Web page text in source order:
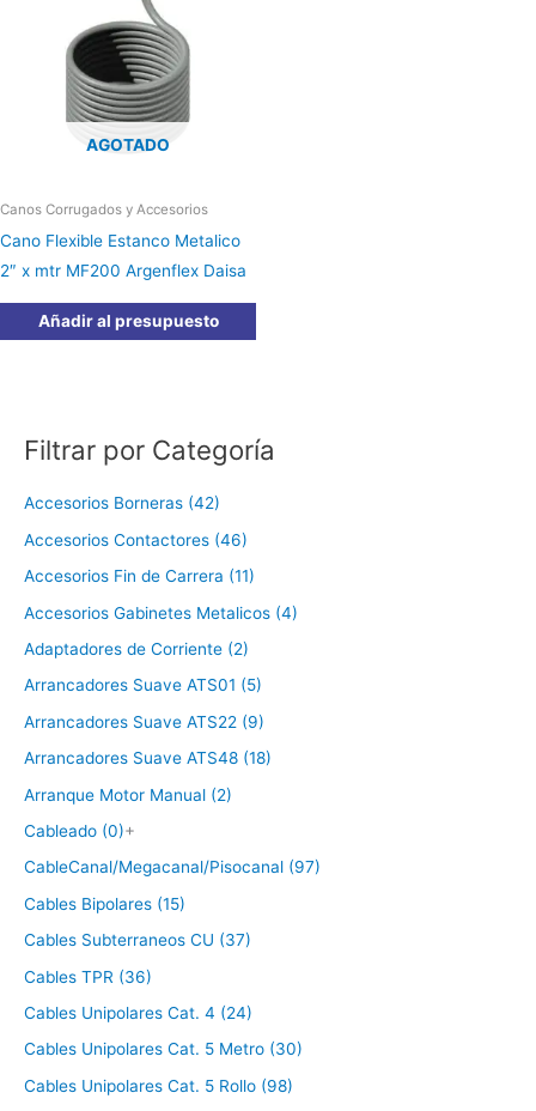
Filtrar por Categoría
Accesorios Borneras (42)
Accesorios Contactores (46)
Accesorios Fin de Carrera (11)
Accesorios Gabinetes Metalicos (4)
Adaptadores de Corriente (2)
Arrancadores Suave ATS01 (5)
Arrancadores Suave ATS22 (9)
Arrancadores Suave ATS48 (18)
Arranque Motor Manual (2)
Cableado (0)+
CableCanal/Megacanal/Pisocanal (97)
Cables Bipolares (15)
Cables Subterraneos CU (37)
Cables TPR (36)
Cables Unipolares Cat. 4 (24)
Cables Unipolares Cat. 5 Metro (30)
Cables Unipolares Cat. 5 Rollo (98)
AGOTADO
Canos Corrugados y Accesorios
Cano Flexible Estanco Metalico
2″ x mtr MF200 Argenflex Daisa
Añadir al presupuesto